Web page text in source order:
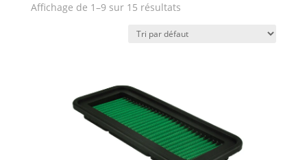
Affichage de 1–9 sur 15 résultats